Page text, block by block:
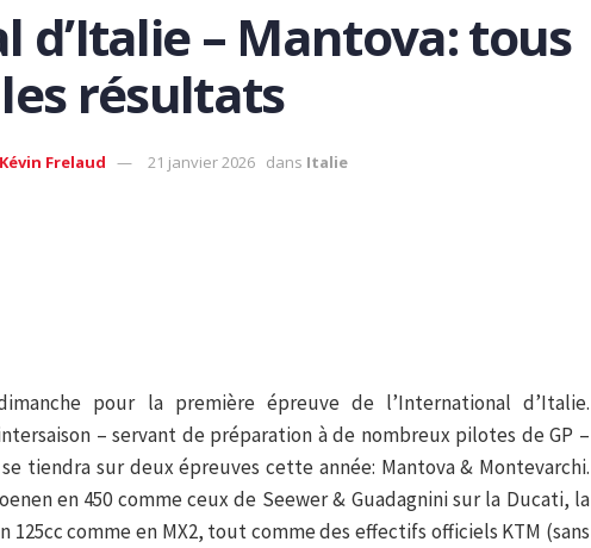
– Mantova: tous
les résultats
Kévin Frelaud 21 janvier 2026 dans Italie
pour la première épreuve de l’International d’Italie.
– servant de préparation à de nombreux pilotes de GP –
tiendra sur deux épreuves cette année: Mantova & Montevarchi.
en 450 comme ceux de Seewer & Guadagnini sur la Ducati, la
125cc comme en MX2, tout comme des effectifs officiels KTM (sans